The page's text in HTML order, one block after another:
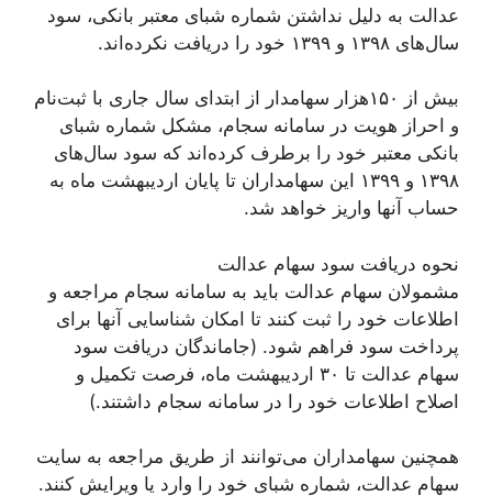
عدالت به دلیل نداشتن شماره شبای معتبر بانکی، سود
سال‌های ۱۳۹۸ و ۱۳۹۹ خود را دریافت نکرده‌اند.
بیش از ۱۵۰هزار سهامدار از ابتدای سال جاری با ثبت‌نام
و احراز هویت در سامانه سجام، مشکل شماره شبای
بانکی معتبر خود را برطرف کرده‌اند که سود سال‌های
۱۳۹۸ و ۱۳۹۹ این سهامداران تا پایان اردیبهشت ماه به
حساب آنها واریز خواهد شد.
نحوه دریافت سود سهام عدالت
مشمولان سهام عدالت باید به سامانه سجام مراجعه و
اطلاعات خود را ثبت کنند تا امکان شناسایی آنها برای
پرداخت سود فراهم شود. (جاماندگان دریافت سود
سهام عدالت تا ۳۰ اردیبهشت ماه، فرصت تکمیل و
اصلاح اطلاعات خود را در سامانه سجام داشتند.)
همچنین سهامداران می‌توانند از طریق مراجعه به سایت
سهام عدالت، شماره شبای خود را وارد یا ویرایش کنند.